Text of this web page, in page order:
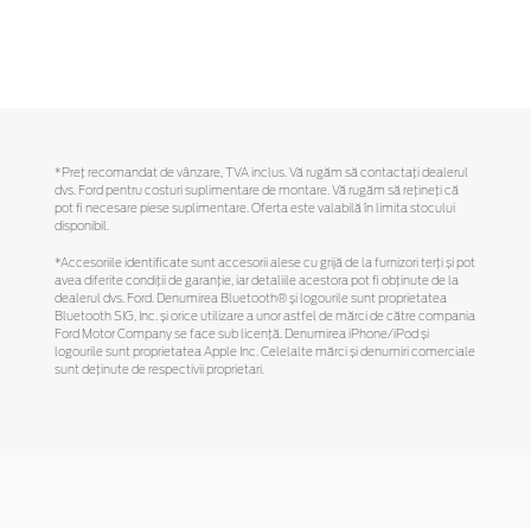
*Preţ recomandat de vânzare, TVA inclus. Vă rugăm să contactaţi dealerul
dvs. Ford pentru costuri suplimentare de montare. Vă rugăm să reţineţi că
pot fi necesare piese suplimentare. Oferta este valabilă în limita stocului
disponibil.
*Accesoriile identificate sunt accesorii alese cu grijă de la furnizori terți și pot
avea diferite condiții de garanție, iar detaliile acestora pot fi obținute de la
dealerul dvs. Ford. Denumirea Bluetooth® și logourile sunt proprietatea
Bluetooth SIG, Inc. și orice utilizare a unor astfel de mărci de către compania
Ford Motor Company se face sub licență. Denumirea iPhone/iPod și
logourile sunt proprietatea Apple Inc. Celelalte mărci și denumiri comerciale
sunt deținute de respectivii proprietari.